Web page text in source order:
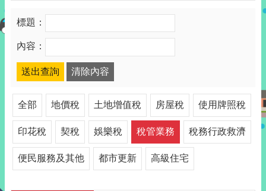
標題：
內容：
全部 地價稅 土地增值稅 房屋稅 使用牌照稅
印花稅 契稅 娛樂稅 稅管業務 稅務行政救濟
便民服務及其他 都市更新 高級住宅